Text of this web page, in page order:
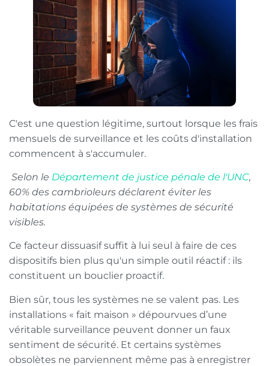
C'est une question légitime, surtout lorsque les frais
mensuels de surveillance et les coûts d'installation
commencent à s'accumuler.
Selon le Département de justice pénale de l'UNC,
60% des cambrioleurs déclarent éviter les
habitations équipées de systèmes de sécurité
visibles.
Ce facteur dissuasif suffit à lui seul à faire de ces
dispositifs bien plus qu'un simple outil réactif : ils
constituent un bouclier proactif.
Bien sûr, tous les systèmes ne se valent pas. Les
installations « fait maison » dépourvues d’une
véritable surveillance peuvent donner un faux
sentiment de sécurité. Et certains systèmes
obsolètes ne parviennent même pas à enregistrer